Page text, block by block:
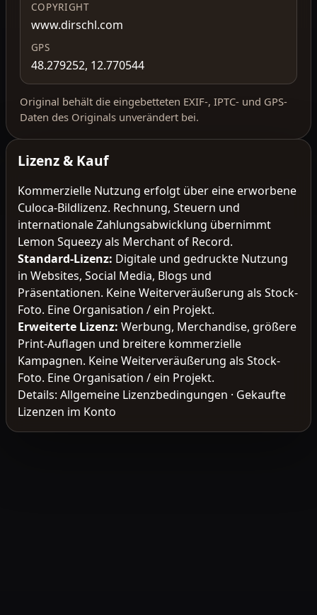
COPYRIGHT
www.dirschl.com
GPS
48.279252, 12.770544
Original behält die eingebetteten EXIF-, IPTC- und GPS-
Daten des Originals unverändert bei.
Lizenz & Kauf
Kommerzielle Nutzung erfolgt über eine erworbene
Culoca-Bildlizenz. Rechnung, Steuern und
internationale Zahlungsabwicklung übernimmt
Lemon Squeezy als Merchant of Record.
Standard-Lizenz: Digitale und gedruckte Nutzung
in Websites, Social Media, Blogs und
Präsentationen. Keine Weiterveräußerung als Stock-
Foto. Eine Organisation / ein Projekt.
Erweiterte Lizenz: Werbung, Merchandise, größere
Print-Auflagen und breitere kommerzielle
Kampagnen. Keine Weiterveräußerung als Stock-
Foto. Eine Organisation / ein Projekt.
Details: Allgemeine Lizenzbedingungen · Gekaufte
Lizenzen im Konto